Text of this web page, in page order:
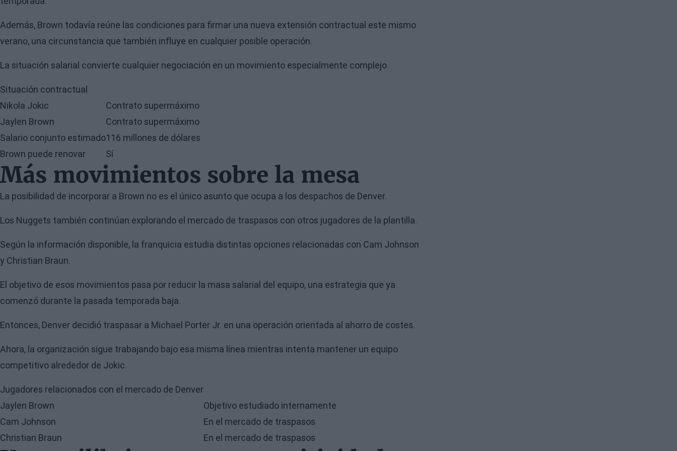
Además, Brown todavía reúne las condiciones para firmar una nueva extensión contractual este mismo
verano, una circunstancia que también influye en cualquier posible operación.
La situación salarial convierte cualquier negociación en un movimiento especialmente complejo.
Situación contractual
Nikola Jokic
Contrato supermáximo
Jaylen Brown
Contrato supermáximo
Salario conjunto estimado116 millones de dólares
Brown puede renovar
Sí
Más movimientos sobre la mesa
La posibilidad de incorporar a Brown no es el único asunto que ocupa a los despachos de Denver.
Los Nuggets también continúan explorando el mercado de traspasos con otros jugadores de la plantilla.
Según la información disponible, la franquicia estudia distintas opciones relacionadas con Cam Johnson
y Christian Braun.
El objetivo de esos movimientos pasa por reducir la masa salarial del equipo, una estrategia que ya
comenzó durante la pasada temporada baja.
Entonces, Denver decidió traspasar a Michael Porter Jr. en una operación orientada al ahorro de costes.
Ahora, la organización sigue trabajando bajo esa misma línea mientras intenta mantener un equipo
competitivo alrededor de Jokic.
Jugadores relacionados con el mercado de Denver
Jaylen Brown
Objetivo estudiado internamente
Cam Johnson
En el mercado de traspasos
Christian Braun
En el mercado de traspasos